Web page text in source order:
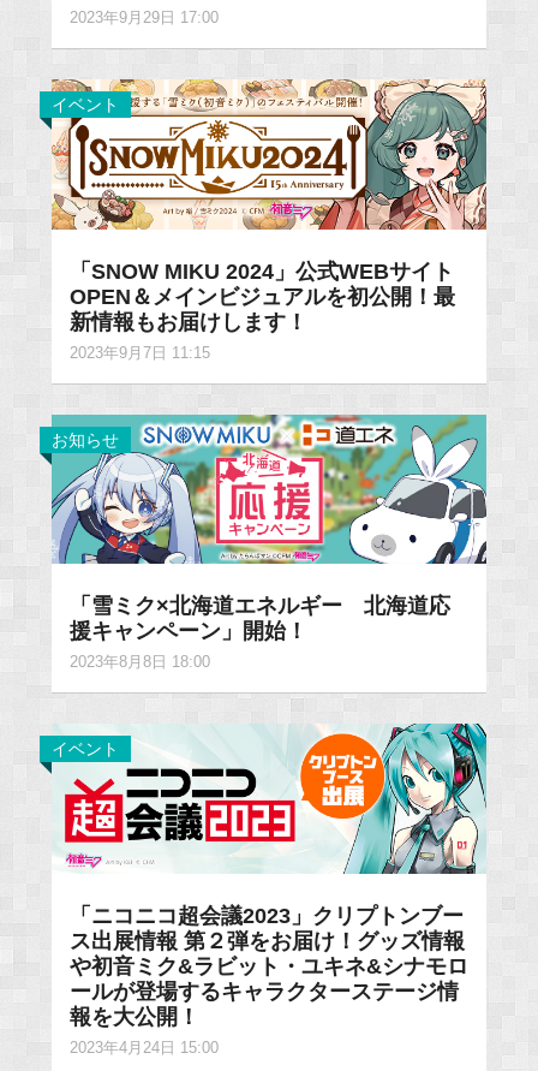
2023年9月29日 17:00
イベント
「SNOW MIKU 2024」公式WEBサイト
OPEN＆メインビジュアルを初公開！最
新情報もお届けします！
2023年9月7日 11:15
お知らせ
「雪ミク×北海道エネルギー 北海道応
援キャンペーン」開始！
2023年8月8日 18:00
イベント
「ニコニコ超会議2023」クリプトンブー
ス出展情報 第２弾をお届け！グッズ情報
や初音ミク&ラビット・ユキネ&シナモロ
ールが登場するキャラクターステージ情
報を大公開！
2023年4月24日 15:00